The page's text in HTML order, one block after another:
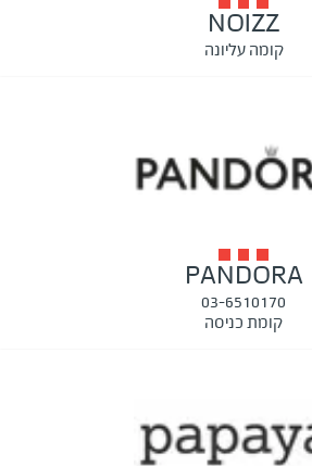
NOIZZ
קומה עליונה
PANDORA
03-6510170
קומת כניסה